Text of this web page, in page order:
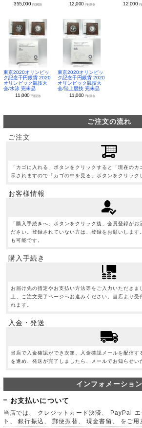
355,000 円(税別)
12,000 円(税別)
12,000
東京2020オリンピッ
ク記念千円銀貨 2020
オリンピック競技大
会/水泳 完未品
11,000円(税別)
東京2020オリンピッ
ク記念千円銀貨 2020
オリンピック競技大
会/陸上競技 完未品
11,000 円(税別)
ご注文の流れ
ご注文
「カゴに入れる」ボタンをクリックすると「現在の
示されますので「カゴの中を見る」ボタンをクリック
お客様情報
「購入手続きへ」ボタンをクリック後、会員登録がお
ださい。登録されていない方は、登録をお願いします
も可能です。
購入手続き
お届け先の指定やお支払い方法等をご入力いただきま
上、ご注文完了ページへお進みください。当店より受
れます。
入金・発送
当店で入金確認ができ次第、入金確認メールを配信す
を進め、発送が完了しましたら、メールでお知らせい
インフォメーション
お支払いについて
当店では、 クレジットカード決済、 PayPal エ
ト、 銀行振込、 郵便振替、 現金書留、 をご用